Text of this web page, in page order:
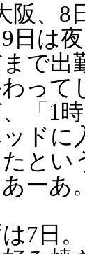
阪、8
日は
で出
って
「1
ドに
たとい
ーあ。
は7日